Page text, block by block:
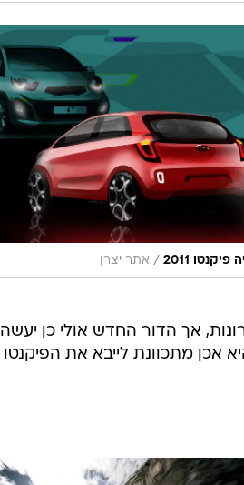
פיקנטו 2011 / אתר יצרן
אך הדור החדש אולי כן יעשה
אכן מתכוונת לייבא את הפיקנטו